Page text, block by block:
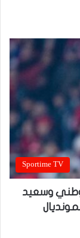
Sportime TV
وسعيد